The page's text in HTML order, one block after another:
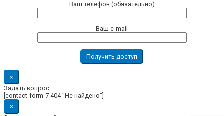
Ваш телефон (обязательно)
Ваш e-mail
×
Задать вопрос
[contact-form-7 404 "Не найдено"]
×